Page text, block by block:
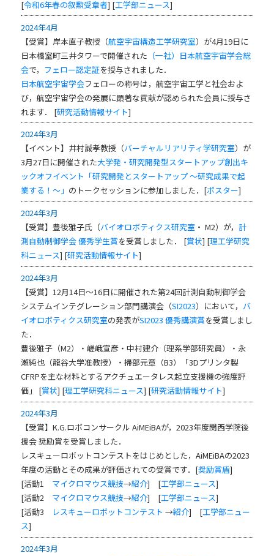
[令和6年春の叙勲受章者] [工学部ニュース]
2024年4月
【受賞】岸本直子教授（航空宇宙構造工学研究室）が4月19日に
日本橋室町三井タワーで開催された （一社）日本航空宇宙学会総
会で， フェロー認定証を授与されました．
日本航空宇宙学会フェローの称号は，航空宇宙工学と社会およ
び，航空宇宙学会の発展に顕著な貢献が認められた会員に授与さ
れます． [研究活動情報サイト]
2024年3月
【イベント】井村誠孝教授（バーチャルリアリティ学研究室）が
3月27日に開催された大学発・研究開発型スタートアップ創出キ
ックオフイベント「研究開発とスタートアップ ～研究成果で起
業する！～」 のトークセッションに参加しました．[ポスター]
2024年3月
【受賞】豊後雅子氏（バイオロボティクス研究室 ・ M2）が，計
測自動制御学会優秀学生賞を受賞しました． [賞状] [理工学研究
科ニュース] [研究活動情報サイト]
2024年3月
【受賞】12月14日～16日に開催された第24回計測自動制御学会
システムインテグレーション部門講演会（SI2023）において， バ
イオロボティクス研究室の発表がSI2023 優秀講演賞を受賞しまし
た．
豊後雅子（M2）・嵯峨宣彦・中村建介（理系学部研究員）・永
瀬純也（龍谷大学准教授）・掃部元章（B3）「3Dプリンタ製
CFRPを主な材料とするアクチュエータレス起立支援機の強度評
価」 [賞状] [理工学研究科ニュース] [研究活動情報サイト]
2024年3月
【受賞】K.G.ロボコンサークル AiMEiBAが，2023年度関西学院後
援会 奨励賞を受賞しました．
レスキューロボットコンテストをはじめとした，AiMEiBAの2023
年度の活動とその成果が評価されての受賞です．[奨励賞盾]
[活動1 マイクロマウス競技→紹介] [工学部ニュース]
[活動2 マイクロマウス競技→紹介] [工学部ニュース]
[活動3
レスキューロボットコンテスト →紹介] [工学部ニュー
ス]
2024年3月